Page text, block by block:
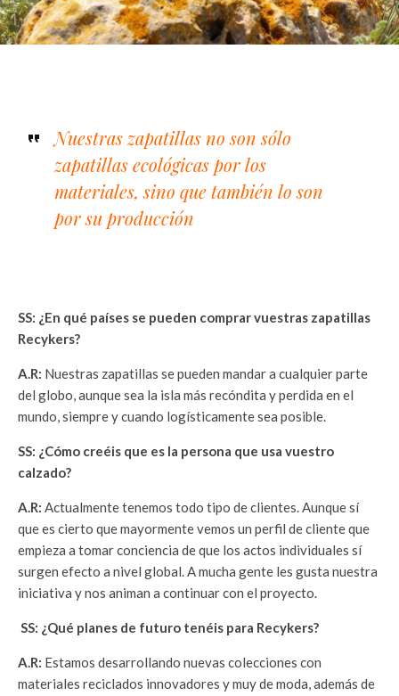
Nuestras zapatillas no son sólo
zapatillas ecológicas por los
materiales, sino que también lo son
por su producción
SS: ¿En qué países se pueden comprar vuestras zapatillas
Recykers?
A.R: Nuestras zapatillas se pueden mandar a cualquier parte
del globo, aunque sea la isla más recóndita y perdida en el
mundo, siempre y cuando logísticamente sea posible.
SS: ¿Cómo creéis que es la persona que usa vuestro
calzado?
A.R: Actualmente tenemos todo tipo de clientes. Aunque sí
que es cierto que mayormente vemos un perfil de cliente que
empieza a tomar conciencia de que los actos individuales sí
surgen efecto a nivel global. A mucha gente les gusta nuestra
iniciativa y nos animan a continuar con el proyecto.
SS: ¿Qué planes de futuro tenéis para Recykers?
A.R: Estamos desarrollando nuevas colecciones con
materiales reciclados innovadores y muy de moda, además de